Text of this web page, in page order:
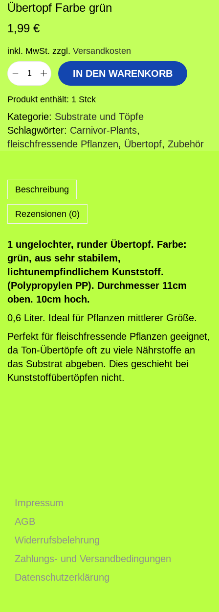
Übertopf Farbe grün
1,99 €
inkl. MwSt. zzgl. Versandkosten
Ü
r
t
o
F
a
r
e
g
r
ü
n
M
n
g
e
IN DEN WARENKORB
Produkt enthält: 1 Stck
Kategorie: Substrate und Töpfe
Schlagwörter: Carnivor-Plants,
fleischfressende Pflanzen, Übertopf, Zubehör
Beschreibung
Rezensionen (0)
1 ungelochter, runder Übertopf. Farbe:
grün, aus sehr stabilem,
lichtunempfindlichem Kunststoff.
(Polypropylen PP). Durchmesser 11cm
oben. 10cm hoch.
0,6 Liter. Ideal für Pflanzen mittlerer Größe.
Perfekt für fleischfressende Pflanzen geeignet,
da Ton-Übertöpfe oft zu viele Nährstoffe an
das Substrat abgeben. Dies geschieht bei
Kunststoffübertöpfen nicht.
Impressum
AGB
Widerrufsbelehrung
Zahlungs- und Versandbedingungen
Datenschutzerklärung